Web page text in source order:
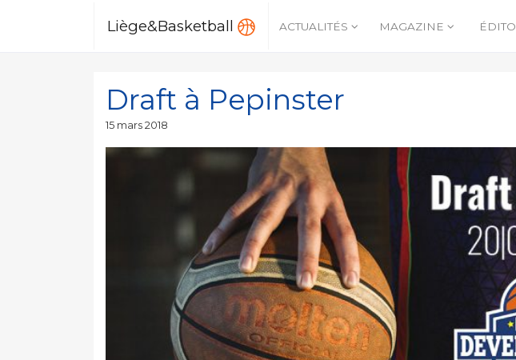
Liège&Basketball ACTUALITÉS MAGAZINE ÉDITO
Draft à Pepinster
Publié
15 mars 2018